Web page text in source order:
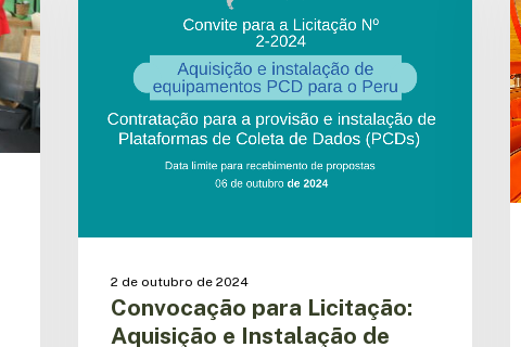
Equipamentos
2 de outubro de 2024
Convocação para Licitação:
Aquisição e Instalação de
: